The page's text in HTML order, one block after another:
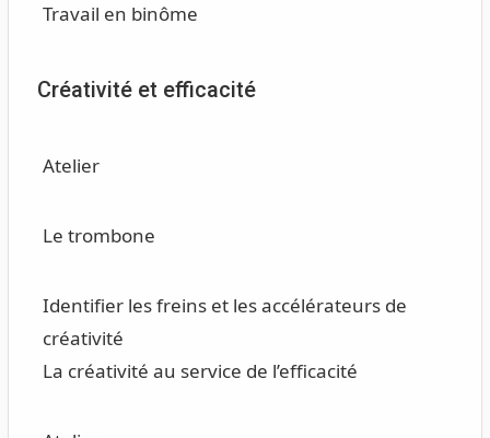
Travail en binôme
Créativité et efficacité
Atelier
Le trombone
Identifier les freins et les accélérateurs de
créativité
La créativité au service de l’efficacité